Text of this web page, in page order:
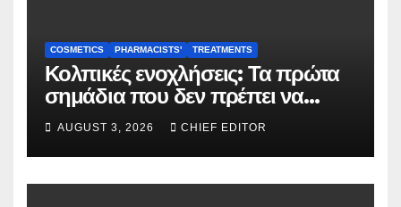
COSMETICS PHARMACISTS' TREATMENTS
Κολπικές ενοχλήσεις: Τα πρώτα
σημάδια που δεν πρέπει να
αγνοούνται
AUGUST 3, 2026 CHIEF EDITOR